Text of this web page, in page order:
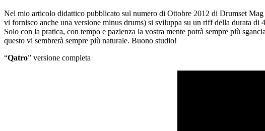
Nel mio articolo didattico pubblicato sul numero di Ottobre 2012 di Drumset
vi fornisco anche una versione minus drums) si sviluppa su un riff della durata
Solo con la pratica, con tempo e pazienza la vostra mente potrà sempre più
questo vi sembrerà sempre più naturale. Buono studio!
“Qatro” versione completa